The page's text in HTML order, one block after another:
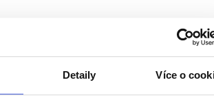
Detaily Více o